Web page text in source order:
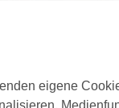
eigene